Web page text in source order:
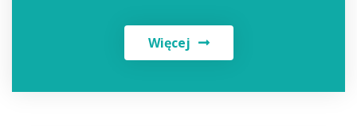
Więcej